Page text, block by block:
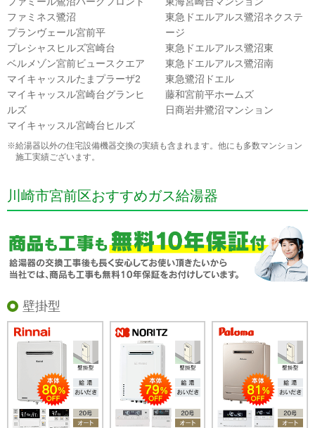
ファミネス鷺沼
プランヴェール宮前平
プレシャスヒルズ宮崎台
ベルメゾン宮前ビュースクエア
マイキャッスルたまプラーザ2
マイキャッスル宮崎台グランヒ
ルズ
マイキャッスル宮崎台ヒルズ
東急ドエルアルス鷺沼ネクステ
ージ
東急ドエルアルス鷺沼東
東急ドエルアルス鷺沼南
東急鷺沼ドエル
藤和宮前平ホームズ
日商岩井鷺沼マンション
※給湯器以外の住宅設備機器交換の実績も含まれます。他にも多数マンション
施工実績ございます。
川崎市宮前区おすすめガス給湯器
壁掛型